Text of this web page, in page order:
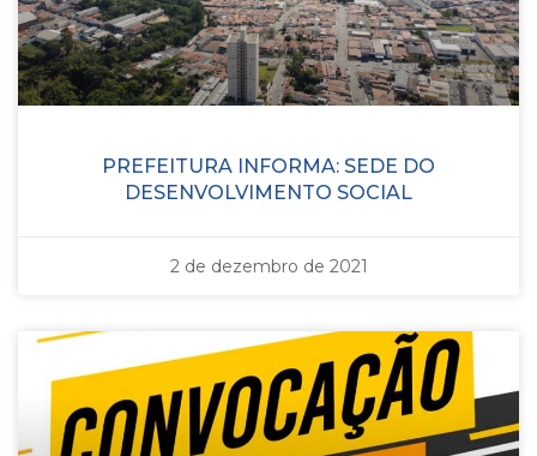
PREFEITURA INFORMA: SEDE DO
DESENVOLVIMENTO SOCIAL
2 de dezembro de 2021